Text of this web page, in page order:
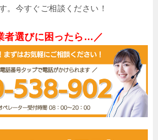
。今すぐご相談ください！
者選びに困ったら…／